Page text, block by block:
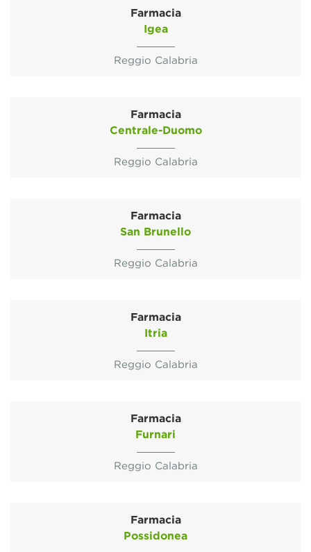
Farmacia
Igea
Reggio Calabria
Farmacia
Centrale-Duomo
Reggio Calabria
Farmacia
San Brunello
Reggio Calabria
Farmacia
Itria
Reggio Calabria
Farmacia
Furnari
Reggio Calabria
Farmacia
Possidonea